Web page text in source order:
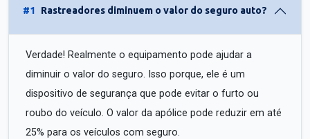
#1 Rastreadores diminuem o valor do seguro auto?
Verdade! Realmente o equipamento pode ajudar a
diminuir o valor do seguro. Isso porque, ele é um
dispositivo de segurança que pode evitar o furto ou
roubo do veículo. O valor da apólice pode reduzir em até
25% para os veículos com seguro.